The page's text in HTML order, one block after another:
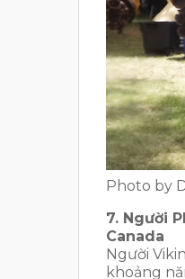
Photo by
7. Người
Canada
Người
khoảng